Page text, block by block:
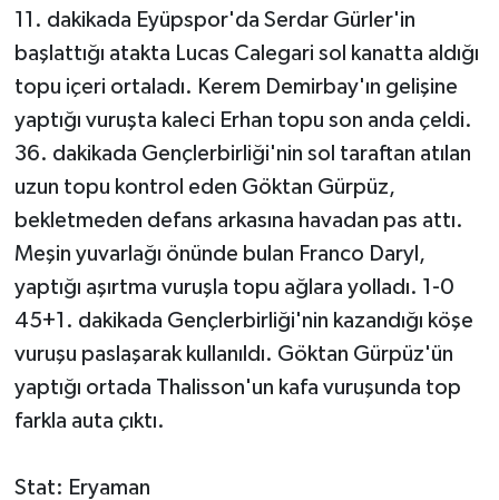
11. dakikada Eyüpspor'da Serdar Gürler'in
başlattığı atakta Lucas Calegari sol kanatta aldığı
topu içeri ortaladı. Kerem Demirbay'ın gelişine
yaptığı vuruşta kaleci Erhan topu son anda çeldi.
36. dakikada Gençlerbirliği'nin sol taraftan atılan
uzun topu kontrol eden Göktan Gürpüz,
bekletmeden defans arkasına havadan pas attı.
Meşin yuvarlağı önünde bulan Franco Daryl,
yaptığı aşırtma vuruşla topu ağlara yolladı. 1-0
45+1. dakikada Gençlerbirliği'nin kazandığı köşe
vuruşu paslaşarak kullanıldı. Göktan Gürpüz'ün
yaptığı ortada Thalisson'un kafa vuruşunda top
farkla auta çıktı.
Stat: Eryaman